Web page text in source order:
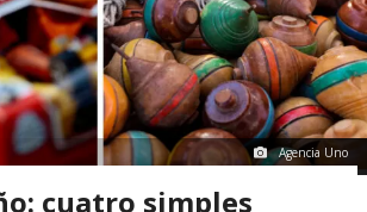
Agencia Uno
cuatro simples